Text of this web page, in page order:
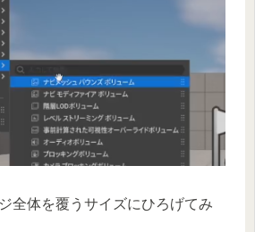
全体を覆うサイズにひろげてみ